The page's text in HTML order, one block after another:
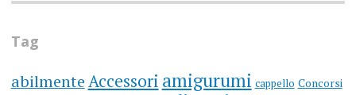
(ARGH)
Tag
abilmenteAccessori amigurumi cappello Concorsi